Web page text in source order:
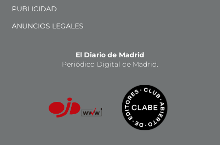
PUBLICIDAD
ANUNCIOS LEGALES
El Diario de Madrid
Periódico Digital de Madrid.